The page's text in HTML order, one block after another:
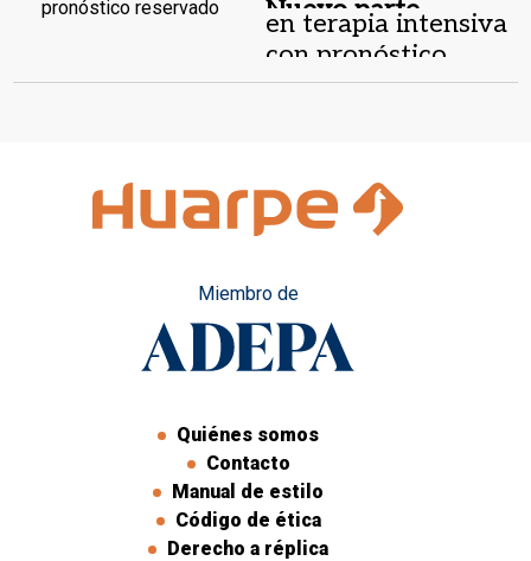
Nuevo parte
médico.
en terapia intensiva
con pronóstico
reservado
Miembro de
Quiénes somos
Contacto
Manual de estilo
Código de ética
Derecho a réplica